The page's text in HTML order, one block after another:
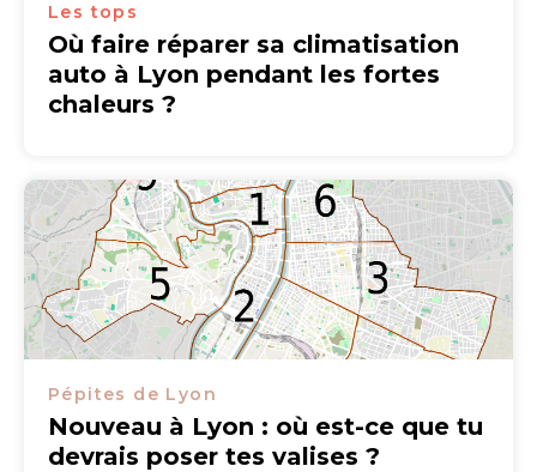
Les tops
Où faire réparer sa climatisation
auto à Lyon pendant les fortes
chaleurs ?
Pépites de Lyon
Nouveau à Lyon : où est-ce que tu
devrais poser tes valises ?